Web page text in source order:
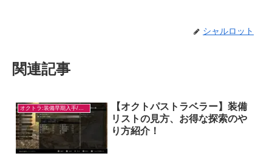
シャルロット
関連記事
オクトラ:装備早期入手/目的別
【オクトパストラベラー】装備
リストの見方、お得な探索のや
り方紹介！